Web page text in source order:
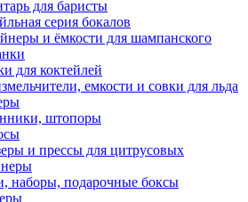
для баристы
серия бокалов
и ёмкости для шампанского
для коктейлей
емкости и совки для льда
штопоры
и прессы для цитрусовых
наборы, подарочные боксы